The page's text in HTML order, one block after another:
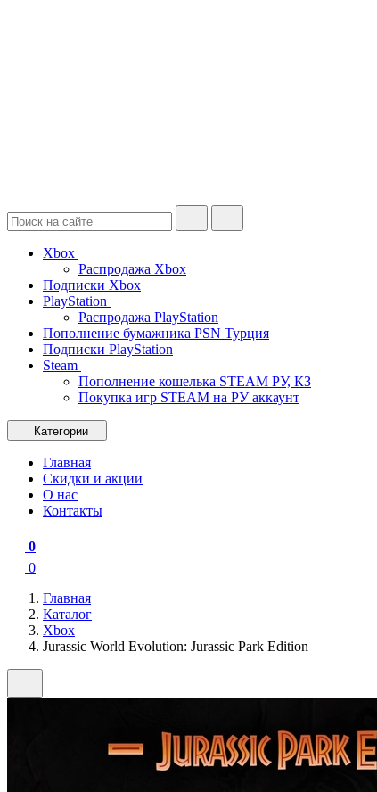
Xbox
Распродажа Xbox
Подписки Xbox
PlayStation
Распродажа PlayStation
Пополнение бумажника PSN Турция
Подписки PlayStation
Steam
Пополнение кошелька STEAM РУ, КЗ
Покупка игр STEAM на РУ аккаунт
Категории
Главная
Скидки и акции
О нас
Контакты
0
0
Главная
Каталог
Xbox
Jurassic World Evolution: Jurassic Park Edition